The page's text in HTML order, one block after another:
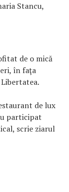
Stancu,
de o mică
în faţa
de lux
participat
scrie ziarul